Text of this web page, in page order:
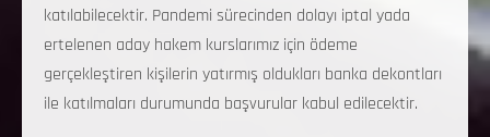
katılabilecektir. Pandemi sürecinden dolayı iptal yada
ertelenen aday hakem kurslarımız için ödeme
gerçekleştiren kişilerin yatırmış oldukları banka dekontları
ile katılmaları durumunda başvurular kabul edilecektir.